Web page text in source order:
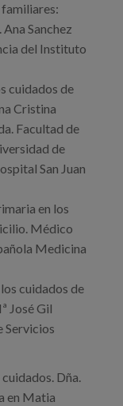
familiares:
Sanchez
del Instituto
cuidados de
Cristina
Facultad de
de
San Juan
en los
Médico
Medicina
cuidados de
José Gil
Servicios
Dña.
en Matia